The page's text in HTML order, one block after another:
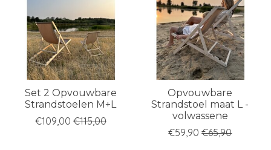
Set 2 Opvouwbare
Strandstoelen M+L
€109,00 €115,00
Opvouwbare
Strandstoel maat L -
volwassene
€59,90 €65,90